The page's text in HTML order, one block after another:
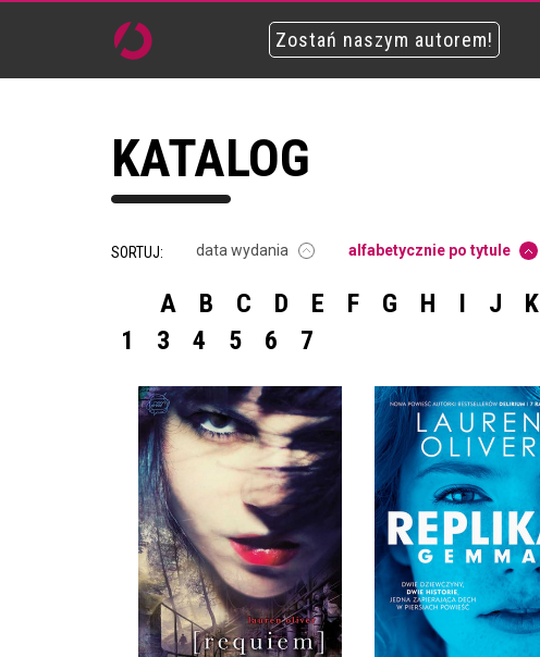
Zostań naszym autorem!
KATALOG
SORTUJ: data wydania alfabetycznie po tytule
A B C D E F G H I J K
1
3 4 5 6 7
REQUIEM
LAUREN OLIVER
OPRAWA MIĘKKA
34,90 ZŁ
REPLIKA
LAUREN OLIVER
39,90 ZŁ